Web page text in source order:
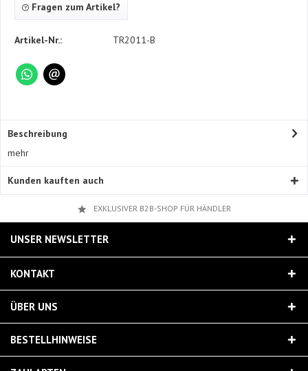
Fragen zum Artikel?
Artikel-Nr.: TR2011-B
Beschreibung
mehr
Kunden kauften auch
EXKLUSIVER B2B-SHOP FÜR HÄNDLER
UNSER NEWSLETTER
KONTAKT
ÜBER UNS
BESTELLHINWEISE